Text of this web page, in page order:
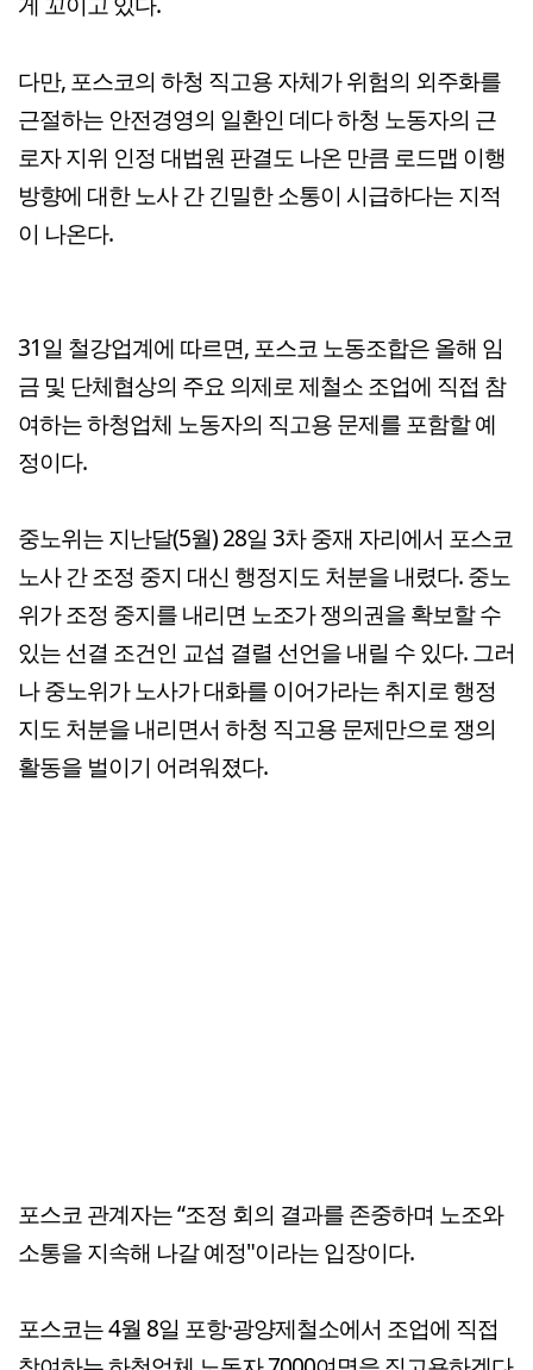
다만, 포스코의 하청 직고용 자체가 위험의 외주화를
근절하는 안전경영의 일환인 데다 하청 노동자의 근
로자 지위 인정 대법원 판결도 나온 만큼 로드맵 이행
방향에 대한 노사 간 긴밀한 소통이 시급하다는 지적
이 나온다.
31일 철강업계에 따르면, 포스코 노동조합은 올해 임
금 및 단체협상의 주요 의제로 제철소 조업에 직접 참
여하는 하청업체 노동자의 직고용 문제를 포함할 예
정이다.
중노위는 지난달(5월) 28일 3차 중재 자리에서 포스코
노사 간 조정 중지 대신 행정지도 처분을 내렸다. 중노
위가 조정 중지를 내리면 노조가 쟁의권을 확보할 수
있는 선결 조건인 교섭 결렬 선언을 내릴 수 있다. 그러
나 중노위가 노사가 대화를 이어가라는 취지로 행정
지도 처분을 내리면서 하청 직고용 문제만으로 쟁의
활동을 벌이기 어려워졌다.
포스코 관계자는 “조정 회의 결과를 존중하며 노조와
소통을 지속해 나갈 예정"이라는 입장이다.
포스코는 4월 8일 포항·광양제철소에서 조업에 직접